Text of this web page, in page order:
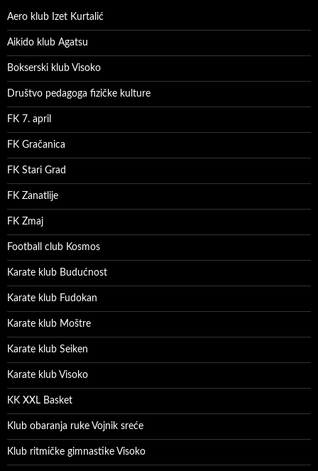
Aero klub Izet Kurtalić
Aikido klub Agatsu
Bokserski klub Visoko
Društvo pedagoga fizičke kulture
FK 7. april
FK Gračanica
FK Stari Grad
FK Zanatlije
FK Zmaj
Football club Kosmos
Karate klub Budućnost
Karate klub Fudokan
Karate klub Moštre
Karate klub Seiken
Karate klub Visoko
KK XXL Basket
Klub obaranja ruke Vojnik sreće
Klub ritmičke gimnastike Visoko